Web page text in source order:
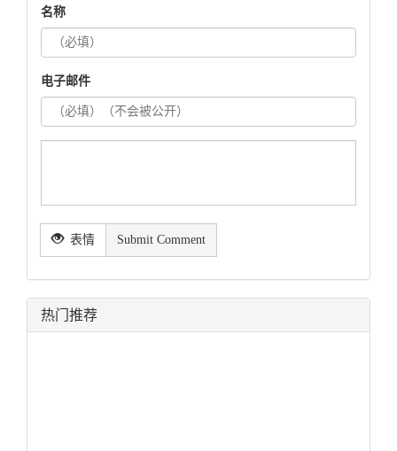
名称
电子邮件
表情 Submit Comment
热门推荐